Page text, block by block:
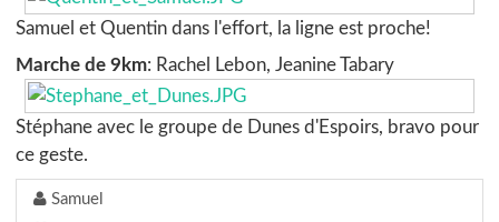
Samuel et Quentin dans l'effort, la ligne est proche!
Marche de 9km: Rachel Lebon, Jeanine Tabary
Stéphane avec le groupe de Dunes d'Espoirs, bravo pour
ce geste.
Samuel